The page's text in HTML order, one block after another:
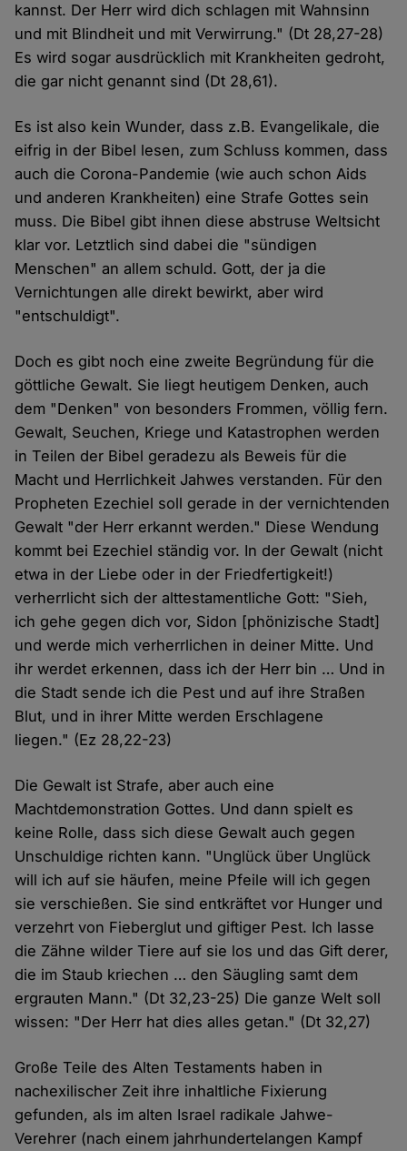
kannst. Der Herr wird dich schlagen mit Wahnsinn
und mit Blindheit und mit Verwirrung." (Dt 28,27-28)
Es wird sogar ausdrücklich mit Krankheiten gedroht,
die gar nicht genannt sind (Dt 28,61).
Es ist also kein Wunder, dass z.B. Evangelikale, die
eifrig in der Bibel lesen, zum Schluss kommen, dass
auch die Corona-Pandemie (wie auch schon Aids
und anderen Krankheiten) eine Strafe Gottes sein
muss. Die Bibel gibt ihnen diese abstruse Weltsicht
klar vor. Letztlich sind dabei die "sündigen
Menschen" an allem schuld. Gott, der ja die
Vernichtungen alle direkt bewirkt, aber wird
"entschuldigt".
Doch es gibt noch eine zweite Begründung für die
göttliche Gewalt. Sie liegt heutigem Denken, auch
dem "Denken" von besonders Frommen, völlig fern.
Gewalt, Seuchen, Kriege und Katastrophen werden
in Teilen der Bibel geradezu als Beweis für die
Macht und Herrlichkeit Jahwes verstanden. Für den
Propheten Ezechiel soll gerade in der vernichtenden
Gewalt "der Herr erkannt werden." Diese Wendung
kommt bei Ezechiel ständig vor. In der Gewalt (nicht
etwa in der Liebe oder in der Friedfertigkeit!)
verherrlicht sich der alttestamentliche Gott: "Sieh,
ich gehe gegen dich vor, Sidon [phönizische Stadt]
und werde mich verherrlichen in deiner Mitte. Und
ihr werdet erkennen, dass ich der Herr bin … Und in
die Stadt sende ich die Pest und auf ihre Straßen
Blut, und in ihrer Mitte werden Erschlagene
liegen." (Ez 28,22-23)
Die Gewalt ist Strafe, aber auch eine
Machtdemonstration Gottes. Und dann spielt es
keine Rolle, dass sich diese Gewalt auch gegen
Unschuldige richten kann. "Unglück über Unglück
will ich auf sie häufen, meine Pfeile will ich gegen
sie verschießen. Sie sind entkräftet vor Hunger und
verzehrt von Fieberglut und giftiger Pest. Ich lasse
die Zähne wilder Tiere auf sie los und das Gift derer,
die im Staub kriechen … den Säugling samt dem
ergrauten Mann." (Dt 32,23-25) Die ganze Welt soll
wissen: "Der Herr hat dies alles getan." (Dt 32,27)
Große Teile des Alten Testaments haben in
nachexilischer Zeit ihre inhaltliche Fixierung
gefunden, als im alten Israel radikale Jahwe-
Verehrer (nach einem jahrhundertelangen Kampf